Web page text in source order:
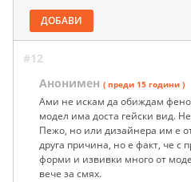
ДОБАВИ
#12
Анонимен ( преди 15 години )
Ами не искам да обиждам
модел има доста гейски вид.
Пежо, но или дизайнера им е
друга причина, но е факт, че с
форми и извивки много от
вече за смях.